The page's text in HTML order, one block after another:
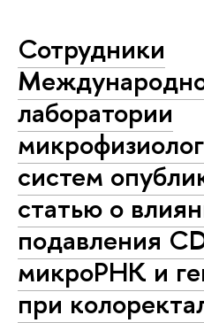
Сотрудники
лаборатории
систем
статью о
подавления
микроРНК и
при